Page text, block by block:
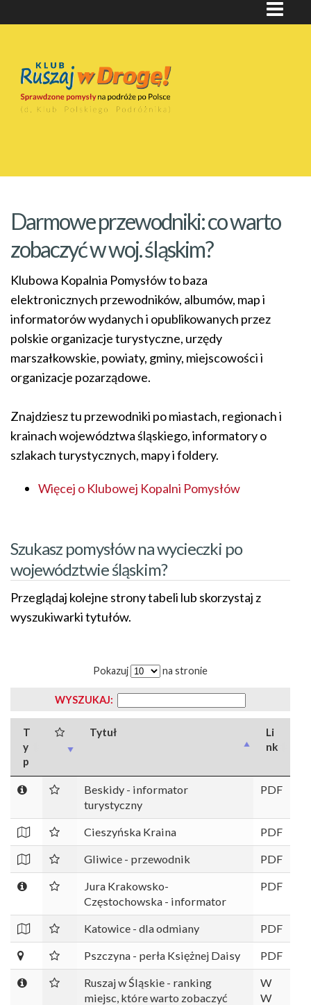
Darmowe przewodniki: co warto
zobaczyć w woj. śląskim?
Klubowa Kopalnia Pomysłów to baza
elektronicznych przewodników, albumów, map i
informatorów wydanych i opublikowanych przez
polskie organizacje turystyczne, urzędy
marszałkowskie, powiaty, gminy, miejscowości i
organizacje pozarządowe.
Znajdziesz tu przewodniki po miastach, regionach i
krainach województwa śląskiego, informatory o
szlakach turystycznych, mapy i foldery.
Więcej o Klubowej Kopalni Pomysłów
Szukasz pomysłów na wycieczki po
województwie śląskim?
Przeglądaj kolejne strony tabeli lub skorzystaj z
wyszukiwarki tytułów.
Pokazuj na stronie
WYSZUKAJ:
T
y
p
Tytuł
Li
nk
Beskidy - informator
turystyczny
PDF
Cieszyńska Kraina PDF
Gliwice - przewodnik PDF
Jura Krakowsko-
Częstochowska - informator
PDF
Katowice - dla odmiany PDF
Pszczyna - perła Księżnej Daisy PDF
Ruszaj w Śląskie - ranking
miejsc, które warto zobaczyć
W
W